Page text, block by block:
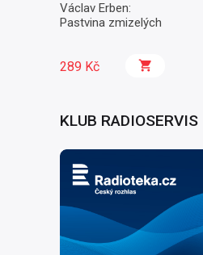
Václav Erben:
Pastvina zmizelých
289 Kč
KLUB RADIOSERVIS